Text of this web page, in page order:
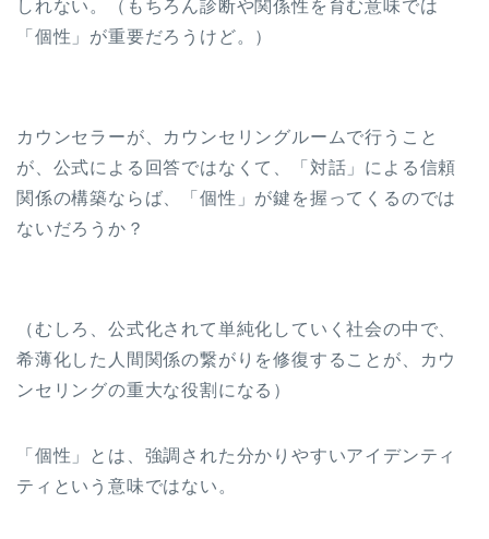
しれない。（もちろん診断や関係性を育む意味では
「個性」が重要だろうけど。）
カウンセラーが、カウンセリングルームで行うこと
が、公式による回答ではなくて、「対話」による信頼
関係の構築ならば、「個性」が鍵を握ってくるのでは
ないだろうか？
（むしろ、公式化されて単純化していく社会の中で、
希薄化した人間関係の繋がりを修復することが、カウ
ンセリングの重大な役割になる）
「個性」とは、強調された分かりやすいアイデンティ
ティという意味ではない。